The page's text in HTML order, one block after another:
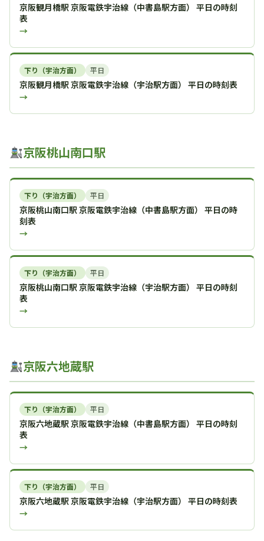
京阪観月橋駅 京阪電鉄宇治線（中書島駅方面） 平日の時刻
表
→
下り（宇治方面） 平日
京阪観月橋駅 京阪電鉄宇治線（宇治駅方面） 平日の時刻表
→
京阪桃山南口駅
下り（宇治方面） 平日
京阪桃山南口駅 京阪電鉄宇治線（中書島駅方面） 平日の時
刻表
→
下り（宇治方面） 平日
京阪桃山南口駅 京阪電鉄宇治線（宇治駅方面） 平日の時刻
表
→
京阪六地蔵駅
下り（宇治方面） 平日
京阪六地蔵駅 京阪電鉄宇治線（中書島駅方面） 平日の時刻
表
→
下り（宇治方面） 平日
京阪六地蔵駅 京阪電鉄宇治線（宇治駅方面） 平日の時刻表
→